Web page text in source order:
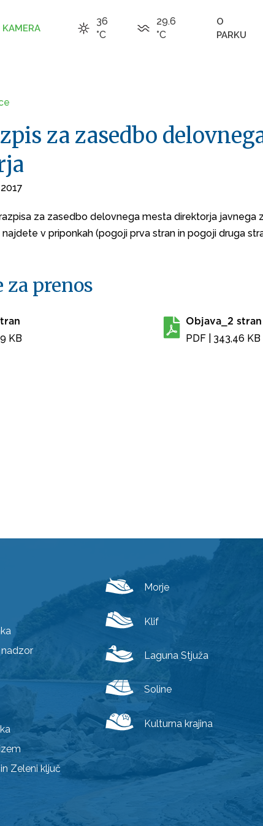
KAMERA
36
°C
29.6
°C
O
PARKU
za zasedbo
za zasedbo delovnega mesta direktorja javnega
v priponkah (pogoji prva stran in pogoji druga
za prenos
KB
Objava_2 stran
PDF | 343,46 KB
Zeleni ključ
Morje
Klif
Laguna Stjuža
Soline
Kulturna krajina